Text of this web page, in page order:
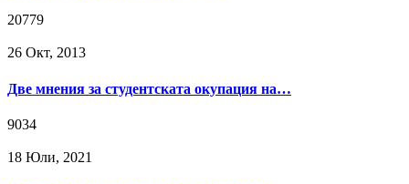
20779
26 Окт, 2013
Две мнения за студентската окупация на…
9034
18 Юли, 2021